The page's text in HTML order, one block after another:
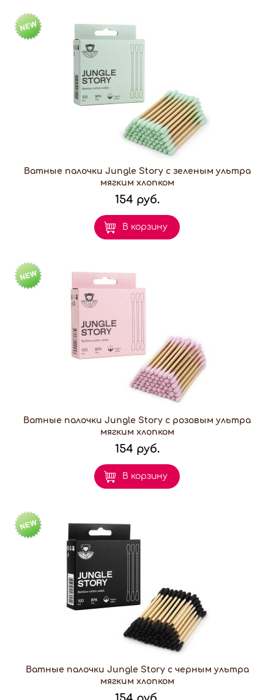
Ватные палочки Jungle Story с зеленым ультра
мягким хлопком
154 руб.
В корзину
Ватные палочки Jungle Story с розовым ультра
мягким хлопком
154 руб.
В корзину
Ватные палочки Jungle Story с черным ультра
мягким хлопком